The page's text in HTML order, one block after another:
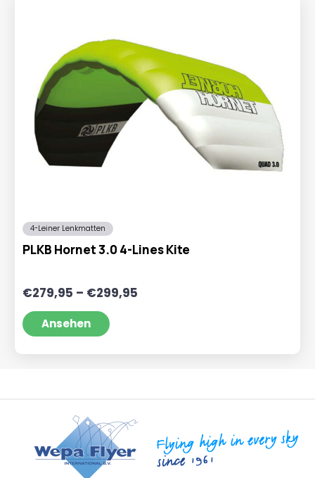
4-Leiner Lenkmatten
PLKB Hornet 3.0 4-Lines Kite
€279,95 – €299,95Preisspanne:
Ansehen